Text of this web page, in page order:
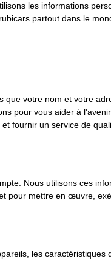
les informations
partout dans le
votre nom et votre
pour vous aider à
fournir un service de
Nous utilisons ces
pour mettre en œuvre,
les caractéristiques